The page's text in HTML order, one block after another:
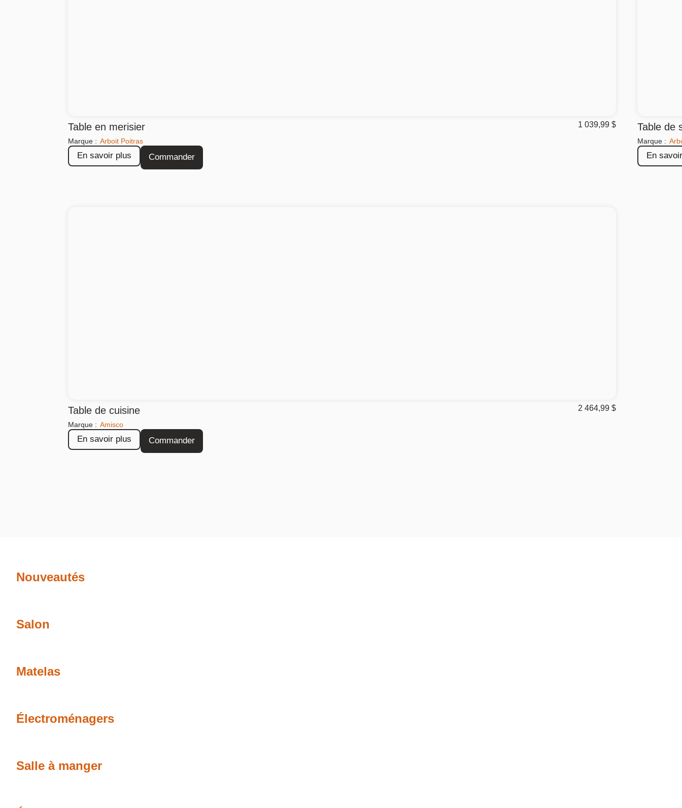
Table en merisier
Marque : Arboit Poitras
1 039,99$
En savoir plus Commander
Table de
Marque :
En
Table de cuisine
Marque : Amisco
2 464,99$
En savoir plus Commander
Nouveautés
Salon
Matelas
Électroménagers
Salle à manger